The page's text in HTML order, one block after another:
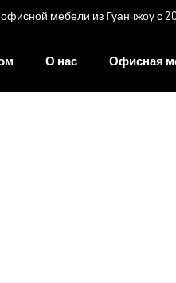
мебели из Гуанчжоу с
О нас Офисная